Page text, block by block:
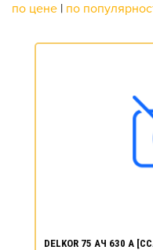
по цене | по
DELKOR 75 АЧ 630 А